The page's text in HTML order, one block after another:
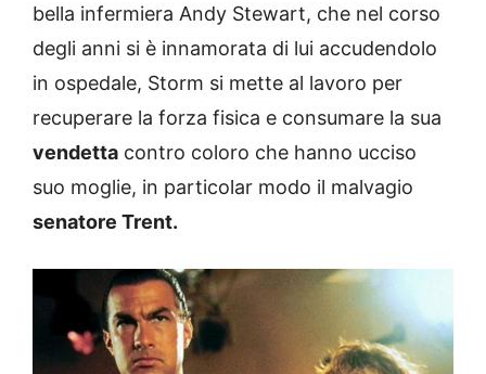
bella infermiera Andy Stewart, che nel corso
degli anni si è innamorata di lui accudendolo
in ospedale, Storm si mette al lavoro per
recuperare la forza fisica e consumare la sua
vendetta contro coloro che hanno ucciso
suo moglie, in particolar modo il malvagio
senatore Trent.